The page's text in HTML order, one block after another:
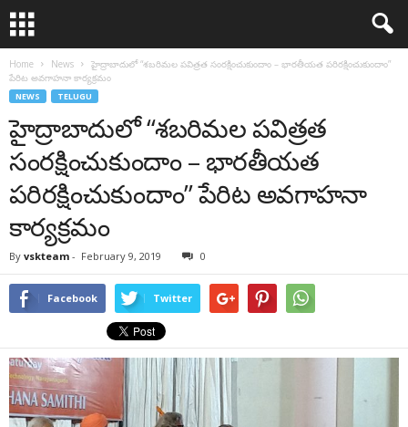
Home News
హైద్రాబాదులో “శబరిమల పవిత్రత సంరక్షించుకుందాం – భారతీయత పరిరక్షించుకుందాం”
పేరిట అవగాహనా కార్యక్రమం
NEWS TELUGU
హైద్రాబాదులో “శబరిమల పవిత్రత
సంరక్షించుకుందాం – భారతీయత
పరిరక్షించుకుందాం” పేరిట అవగాహనా
కార్యక్రమం
By vskteam - February 9, 2019 0
Facebook Twitter